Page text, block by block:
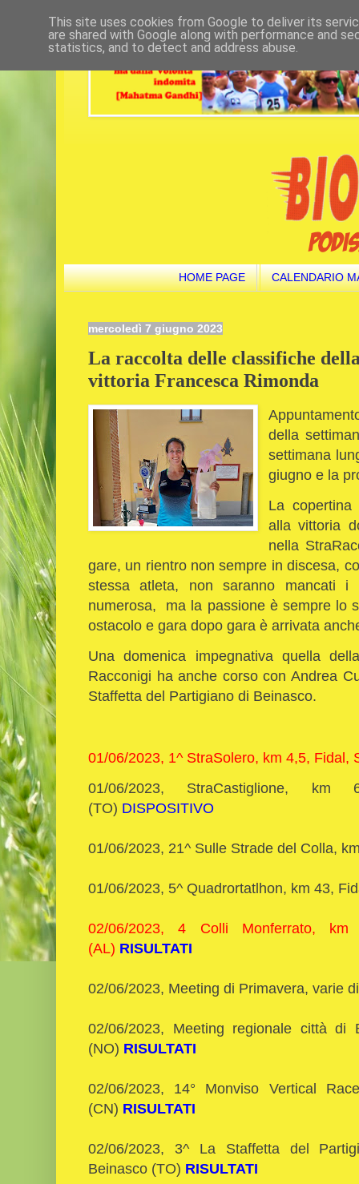
HOME PAGE CALENDARIO
mercoledì 7 giugno 2023
La raccolta delle classifiche
vittoria Francesca Rimonda
della
settimana
giugno e la
La
alla vittoria
nella
gare, un rientro non sempre in discesa,
stessa atleta, non saranno mancati
numerosa, ma la passione è sempre lo
ostacolo e gara dopo gara è arrivata
Una domenica impegnativa quella
Racconigi ha anche corso con Andrea
Staffetta del Partigiano di Beinasco.
01/06/2023, 1^ StraSolero, km 4,5, Fidal,
01/06/2023, StraCastiglione,
(TO) DISPOSITIVO
01/06/2023, 21^ Sulle Strade del Colla,
01/06/2023, 5^ Quadrortatlhon, km 43,
02/06/2023, 4 Colli Monferrato,
(AL) RISULTATI
02/06/2023, Meeting di Primavera, varie
02/06/2023, Meeting regionale città di
(NO) RISULTATI
02/06/2023, 14° Monviso Vertical
(CN) RISULTATI
02/06/2023, 3^ La Staffetta del
Beinasco (TO) RISULTATI
This site uses cookies from Google to deliver its
are shared with Google along with performance and
statistics, and to detect and address abuse.